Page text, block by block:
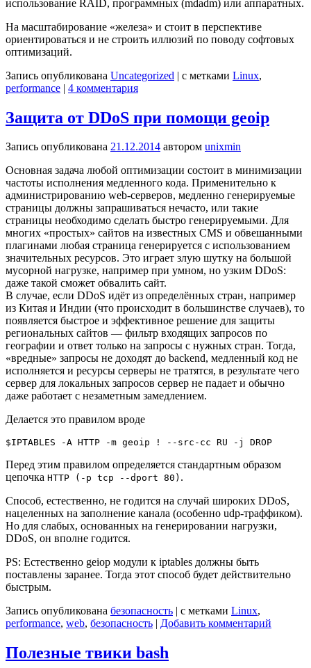
использование RAID, программных (mdadm) или аппаратных.
На масштабирование «железа» и стоит в перспективе
ориентироваться и не строить иллюзий по поводу софтовых
оптимизаций.
Запись опубликована Uncategorized | с метками Linux,
performance | 4 комментария
Защита от DDoS при помощи geoip
Запись опубликована 21.12.2014 автором unixmin
Основная задача любой оптимизации состоит в минимизации
частоты исполнения медленного кода. Применительно к
администрированию web-серверов, медленно генерируемые
страницы должны запрашиваться нечасто, или такие
страницы необходимо сделать быстро генерируемыми. Для
многих «простых» сайтов на известных CMS и обвешанными
плагинами любая страница генерируется с использованием
значительных ресурсов. Это играет злую шутку на большой
мусорной нагрузке, например при умном, но узким DDoS:
даже такой сможет обвалить сайт.
В случае, если DDoS идёт из определённых стран, например
из Китая и Индии (что происходит в большинстве случаев), то
появляется быстрое и эффективное решение для защиты
региональных сайтов — фильтр входящих запросов по
географии и ответ только на запросы с нужных стран. Тогда,
«вредные» запросы не доходят до backend, медленный код не
исполняется и ресурсы серверы не тратятся, в результате чего
сервер для локальных запросов сервер не падает и обычно
даже работает с незаметным замедлением.
Делается это правилом вроде
Перед этим правилом определяется стандартным образом
цепочка HTTP (-p tcp --dport 80) .
Способ, естественно, не годится на случай широких DDoS,
нацеленных на заполнение канала (особенно udp-траффиком).
Но для слабых, основанных на генерировании нагрузки,
DDoS, он вполне годится.
PS: Естественно geiop модули к iptables должны быть
поставлены заранее. Тогда этот способ будет действительно
быстрым.
Запись опубликована безопасность | с метками Linux,
performance, web, безопасность | Добавить комментарий
Полезные твики bash